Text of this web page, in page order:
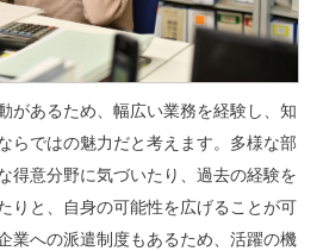
があるため、幅広い業務を経験し、知
らではの魅力だと考えます。多様な部
得意分野に気づいたり、過去の経験を
りと、自身の可能性を広げることが可
業への派遣制度もあるため、活躍の機